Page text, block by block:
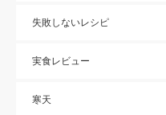
失敗しないレシピ
実食レビュー
寒天